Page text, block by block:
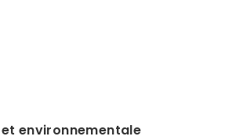
environnementale